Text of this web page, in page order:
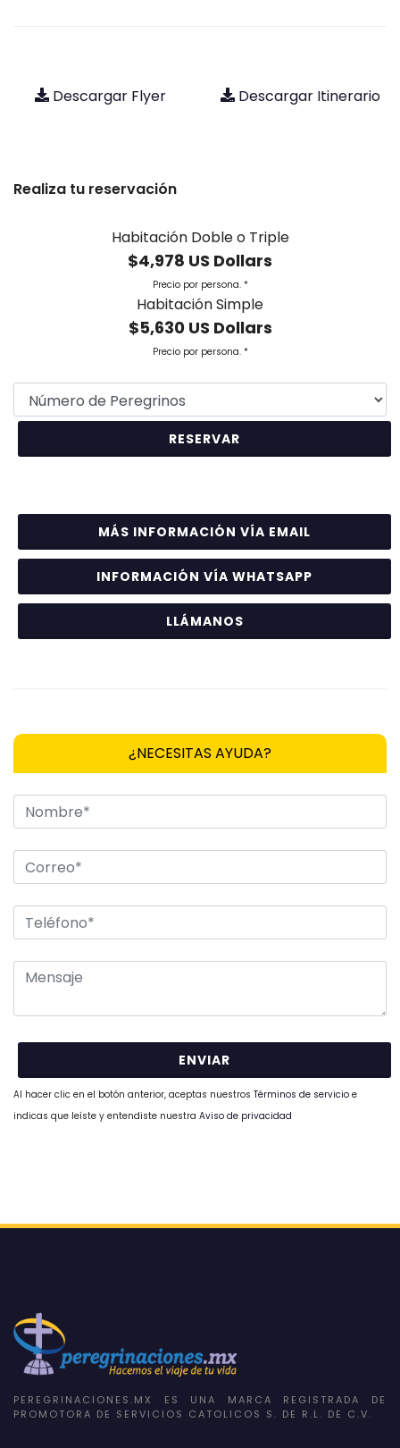
Descargar Flyer Descargar Itinerario
Realiza tu reservación
Habitación Doble o Triple
$4,978 US Dollars
Precio por persona. *
Habitación Simple
$5,630 US Dollars
Precio por persona. *
MÁS INFORMACIÓN VÍA EMAIL
INFORMACIÓN VÍA WHATSAPP
LLÁMANOS
¿NECESITAS AYUDA?
Al hacer clic en el botón anterior, aceptas nuestros Términos de servicio e
indicas que leíste y entendiste nuestra Aviso de privacidad
PEREGRINACIONES.MX ES UNA MARCA REGISTRADA DE
PROMOTORA DE SERVICIOS CATOLICOS S. DE R.L. DE C.V.